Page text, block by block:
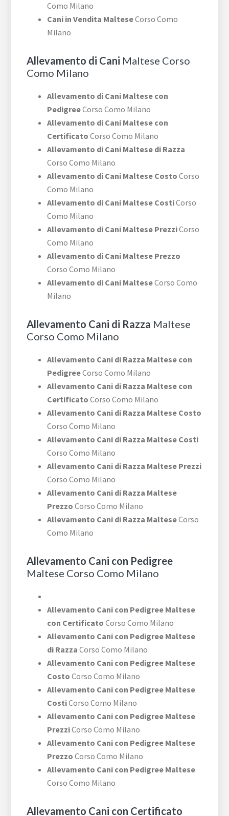
Como Milano
Cani in Vendita MalteseCorso Como
Milano
Allevamento di Cani Maltese Corso
Como Milano
Allevamento di Cani Maltese con
PedigreeCorso Como Milano
Allevamento di Cani Maltese con
Certificato Corso Como Milano
Allevamento di Cani Maltese di Razza
Corso Como Milano
Allevamento di Cani Maltese Costo Corso
Como Milano
Allevamento di Cani Maltese CostiCorso
Como Milano
Allevamento di Cani Maltese PrezziCorso
Como Milano
Allevamento di Cani Maltese Prezzo
Corso Como Milano
Allevamento di Cani MalteseCorso Como
Milano
Allevamento Cani di Razza Maltese
Corso Como Milano
Allevamento Cani di Razza Maltese con
PedigreeCorso Como Milano
Allevamento Cani di Razza Maltese con
Certificato Corso Como Milano
Allevamento Cani di Razza Maltese Costo
Corso Como Milano
Allevamento Cani di Razza Maltese Costi
Corso Como Milano
Allevamento Cani di Razza Maltese Prezzi
Corso Como Milano
Allevamento Cani di Razza Maltese
Prezzo Corso Como Milano
Allevamento Cani di Razza MalteseCorso
Como Milano
Allevamento Cani con Pedigree
Maltese Corso Como Milano
Allevamento Cani con Pedigree Maltese
con Certificato Corso Como Milano
Allevamento Cani con Pedigree Maltese
di Razza Corso Como Milano
Allevamento Cani con Pedigree Maltese
Costo Corso Como Milano
Allevamento Cani con Pedigree Maltese
CostiCorso Como Milano
Allevamento Cani con Pedigree Maltese
PrezziCorso Como Milano
Allevamento Cani con Pedigree Maltese
Prezzo Corso Como Milano
Allevamento Cani con Pedigree Maltese
Corso Como Milano
Allevamento Cani con Certificato